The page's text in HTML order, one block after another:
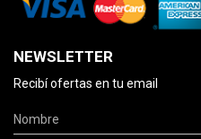
NEWSLETTER
Recibí ofertas en tu email